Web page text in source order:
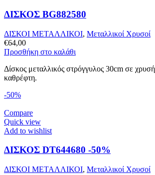
ΔΙΣΚΟΣ BG882580
ΔΙΣΚΟΙ ΜΕΤΑΛΛΙΚΟΙ, Μεταλλικοί Χρυσοί
€64,00
Προσθήκη στο καλάθι
Δίσκος μεταλλικός στρόγγυλος 30cm σε
καθρέφτη.
-50%
Compare
Quick view
Add to wishlist
ΔΙΣΚΟΣ DT644680 -50%
ΔΙΣΚΟΙ ΜΕΤΑΛΛΙΚΟΙ, Μεταλλικοί Χρυσοί